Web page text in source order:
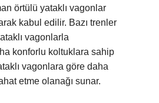
örtülü yataklı vagonlar
kabul edilir. Bazı trenler
vagonlarla
konforlu koltuklara sahip
vagonlara göre daha
etme olanağı sunar.